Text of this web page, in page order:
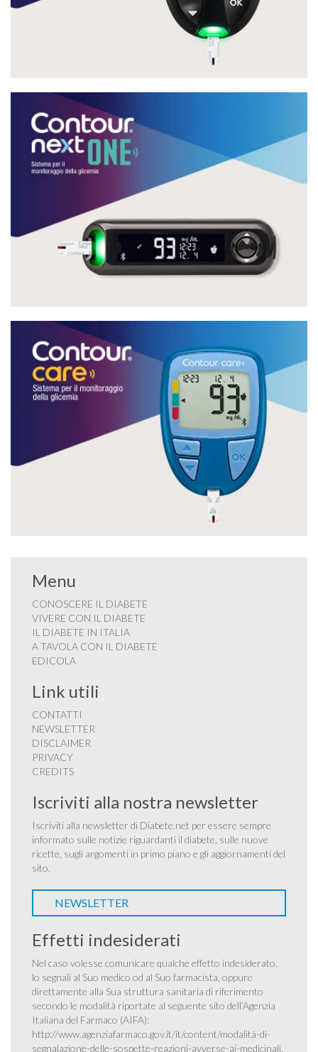
Menu
CONOSCERE IL DIABETE
VIVERE CON IL DIABETE
IL DIABETE IN ITALIA
A TAVOLA CON IL DIABETE
EDICOLA
Link utili
CONTATTI
NEWSLETTER
DISCLAIMER
PRIVACY
CREDITS
Iscriviti alla nostra newsletter
Iscriviti alla newsletter di Diabete.net per essere sempre
informato sulle notizie riguardanti il diabete, sulle nuove
ricette, sugli argomenti in primo piano e gli aggiornamenti del
sito.
NEWSLETTER
Effetti indesiderati
Nel caso volesse comunicare qualche effetto indesiderato,
lo segnali al Suo medico od al Suo farmacista, oppure
direttamente alla Sua struttura sanitaria di riferimento
secondo le modalità riportate al seguente sito dell’Agenzia
Italiana del Farmaco (AIFA):
http://www.agenziafarmaco.gov.it/it/content/modalità-di-
segnalazione-delle-sospette-reazioni-avverse-ai-medicinali.